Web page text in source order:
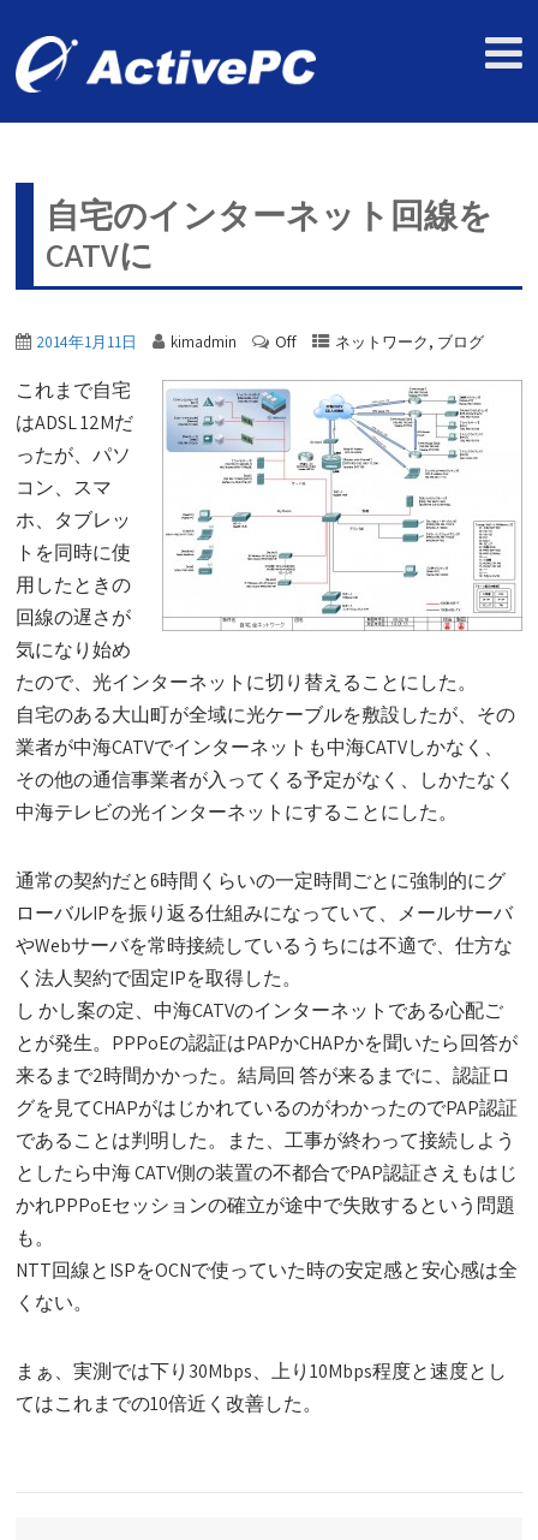
自宅のインターネット回線を
CATVに
2014年1月11日 kimadmin Off ネットワーク, ブログ
これまで自宅
はADSL 12Mだ
ったが、パソ
コン、スマ
ホ、タブレッ
トを同時に使
用したときの
回線の遅さが
気になり始め
たので、光インターネットに切り替えることにした。
自宅のある大山町が全域に光ケーブルを敷設したが、その
業者が中海CATVでインターネットも中海CATVしかなく、
その他の通信事業者が入ってくる予定がなく、しかたなく
中海テレビの光インターネットにすることにした。
通常の契約だと6時間くらいの一定時間ごとに強制的にグ
ローバルIPを振り返る仕組みになっていて、メールサーバ
やWebサーバを常時接続しているうちには不適で、仕方な
く法人契約で固定IPを取得した。
し かし案の定、中海CATVのインターネットである心配ご
とが発生。PPPoEの認証はPAPかCHAPかを聞いたら回答が
来るまで2時間かかった。結局回 答が来るまでに、認証ロ
グを見てCHAPがはじかれているのがわかったのでPAP認証
であることは判明した。また、工事が終わって接続しよう
としたら中海 CATV側の装置の不都合でPAP認証さえもはじ
かれPPPoEセッションの確立が途中で失敗するという問題
も。
NTT回線とISPをOCNで使っていた時の安定感と安心感は全
くない。
まぁ、実測では下り30Mbps、上り10Mbps程度と速度とし
てはこれまでの10倍近く改善した。